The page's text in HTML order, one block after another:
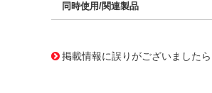
同時使用/関連製品
掲載情報に誤りがございました